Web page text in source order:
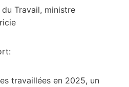
Travail, ministre
travaillées en 2025, un